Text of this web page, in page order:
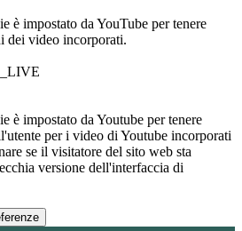
è impostato da YouTube per tenere
dei video incorporati.
è impostato da Youtube per tenere
per i video di Youtube incorporati
se il visitatore del sito web sta
versione dell'interfaccia di